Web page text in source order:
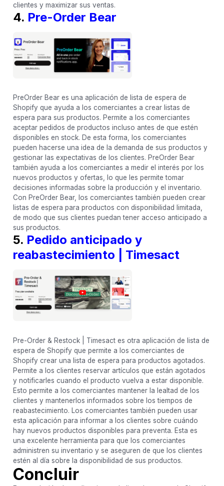
clientes y maximizar sus ventas.
4. Pre-Order Bear
PreOrder Bear es una aplicación de lista de espera de
Shopify que ayuda a los comerciantes a crear listas de
espera para sus productos. Permite a los comerciantes
aceptar pedidos de productos incluso antes de que estén
disponibles en stock. De esta forma, los comerciantes
pueden hacerse una idea de la demanda de sus productos y
gestionar las expectativas de los clientes. PreOrder Bear
también ayuda a los comerciantes a medir el interés por los
nuevos productos y ofertas, lo que les permite tomar
decisiones informadas sobre la producción y el inventario.
Con PreOrder Bear, los comerciantes también pueden crear
listas de espera para productos con disponibilidad limitada,
de modo que sus clientes puedan tener acceso anticipado a
sus productos.
5. Pedido anticipado y
reabastecimiento | Timesact
Pre-Order & Restock | Timesact es otra aplicación de lista de
espera de Shopify que permite a los comerciantes de
Shopify crear una lista de espera para productos agotados.
Permite a los clientes reservar artículos que están agotados
y notificarles cuando el producto vuelva a estar disponible.
Esto permite a los comerciantes mantener la lealtad de los
clientes y mantenerlos informados sobre los tiempos de
reabastecimiento. Los comerciantes también pueden usar
esta aplicación para informar a los clientes sobre cuándo
hay nuevos productos disponibles para preventa. Esta es
una excelente herramienta para que los comerciantes
administren su inventario y se aseguren de que los clientes
estén al día sobre la disponibilidad de sus productos.
Concluir